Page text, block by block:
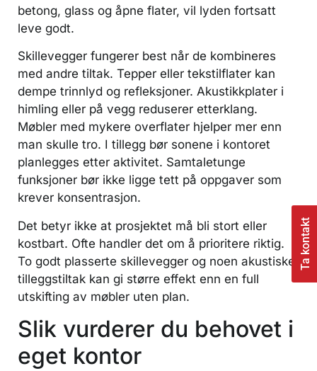
Ta kontakt
betong, glass og åpne flater, vil lyden fortsatt
leve godt.
Skillevegger fungerer best når de kombineres
med andre tiltak. Tepper eller tekstilflater kan
dempe trinnlyd og refleksjoner. Akustikkplater i
himling eller på vegg reduserer etterklang.
Møbler med mykere overflater hjelper mer enn
man skulle tro. I tillegg bør sonene i kontoret
planlegges etter aktivitet. Samtaletunge
funksjoner bør ikke ligge tett på oppgaver som
krever konsentrasjon.
Det betyr ikke at prosjektet må bli stort eller
kostbart. Ofte handler det om å prioritere riktig.
To godt plasserte skillevegger og noen akustiske
tilleggstiltak kan gi større effekt enn en full
utskifting av møbler uten plan.
Slik vurderer du behovet i
eget kontor